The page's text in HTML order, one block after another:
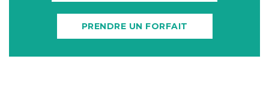
PRENDRE UN FORFAIT